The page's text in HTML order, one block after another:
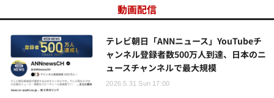
動画配信
テレビ朝日「ANNニュース」YouTubeチ
ャンネル登録者数500万人到達、日本のニ
ュースチャンネルで最大規模
2026.5.31 Sun 17:00